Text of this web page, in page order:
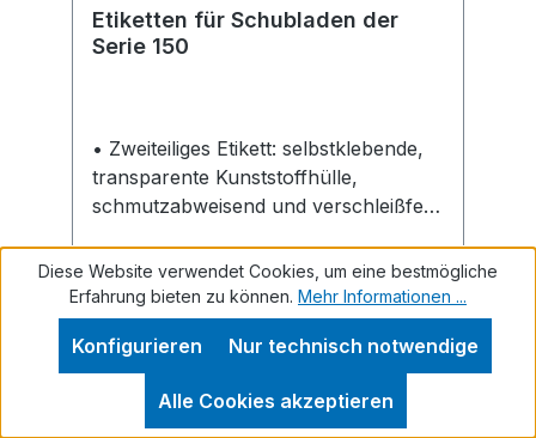
Etiketten für Schubladen der
Serie 150
• Zweiteiliges Etikett: selbstklebende,
transparente Kunststoffhülle,
schmutzabweisend und verschleißfest
Papierstreifen
Regulärer Preis:
13,06 €
Diese Website verwendet Cookies, um eine bestmögliche
Erfahrung bieten zu können. Mehr Informationen ...
Nur technisch notwendige
Konfigurieren
Alle Cookies akzeptieren